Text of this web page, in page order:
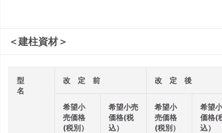
＜建柱資材＞
型
名
改 定 前 改 定 後
希望小
売価格
(税別）
希望小売
価格(税
込）
希望小
売価格
(税別）
希望
価格(
込）